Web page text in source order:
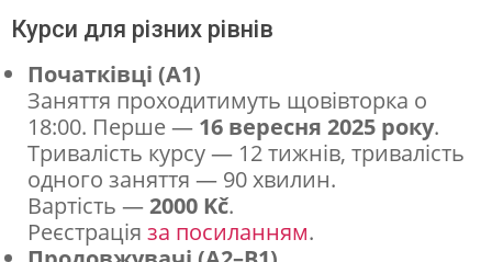
и
к
Курси для різних рівнів
Початківці (А1)
Заняття проходитимуть щовівторка о
18:00. Перше — 16 вересня 2025 року.
Тривалість курсу — 12 тижнів, тривалість
одного заняття — 90 хвилин.
Вартість —2000 Kč.
Реєстрація за посиланням.